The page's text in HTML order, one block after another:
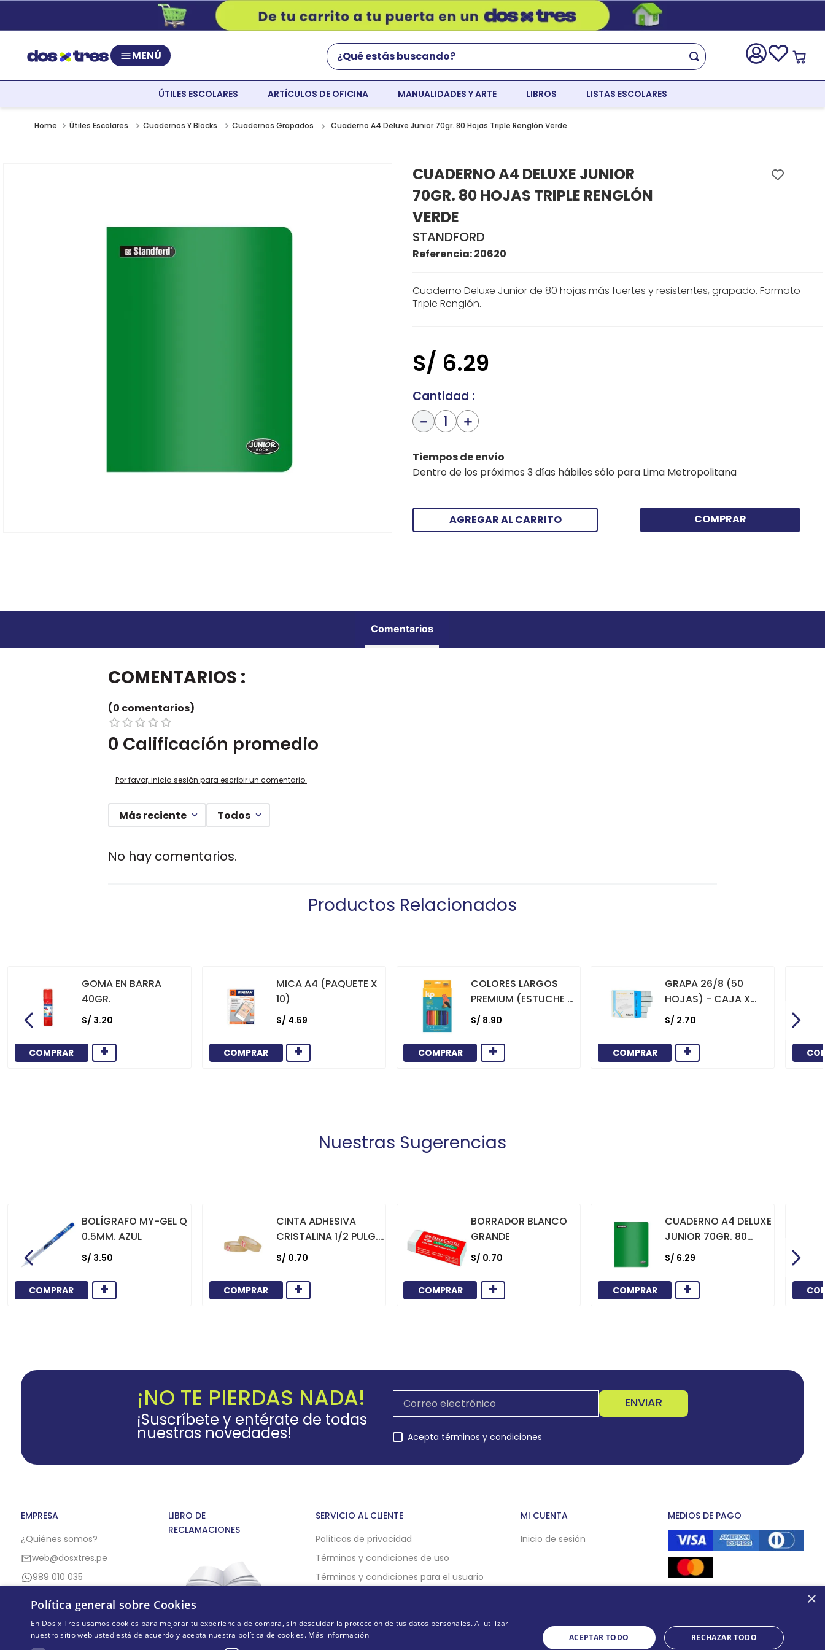
MENÚ
¿Qué estás buscando?
ÚTILES ESCOLARES ARTÍCULOS DE OFICINA MANUALIDADES Y ARTE LIBROS LISTAS ESCOLARES
Útiles Escolares Cuadernos Y Blocks Cuadernos Grapados Cuaderno A4 Deluxe Junior 70gr. 80 Hojas Triple Renglón Verde
CUADERNO A4 DELUXE JUNIOR
70GR. 80 HOJAS TRIPLE RENGLÓN
VERDE
STANDFORD
Referencia:20620
Cuaderno Deluxe Junior de 80 hojas más fuertes y resistentes, grapado. Formato
Triple Renglón.
S/ 6.29
Cantidad
＋
－
Tiempos de envío
Dentro de los próximos 3 días hábiles sólo para Lima Metropolitana
AGREGAR AL CARRITO COMPRAR
Comentarios
COMENTARIOS
0 Calificación promedio
(0 comentarios)
Por favor, inicia sesión para escribir un comentario.
Más reciente Todos
No hay comentarios.
Productos Relacionados
GOMA EN BARRA
40GR.
S/ 3.20
COMPRAR +
MICA A4 (PAQUETE X
10)
S/ 4.59
COMPRAR +
COLORES LARGOS
PREMIUM (ESTUCHE X
12)
S/ 8.90
COMPRAR +
GRAPA 26/8 (50
HOJAS) - CAJA X
1000
S/ 2.70
COMPRAR +
Nuestras Sugerencias
BOLÍGRAFO MY-GEL Q
0.5MM. AZUL
S/ 3.50
COMPRAR +
CINTA ADHESIVA
CRISTALINA 1/2 PULG.
X 36 YARDAS
S/ 0.70
COMPRAR +
BORRADOR BLANCO
GRANDE
S/ 0.70
COMPRAR +
CUADERNO A4 DELUXE
JUNIOR 70GR. 80
HOJAS
CUADRICULADO
MARCO ROJO VERDE
S/ 6.29
COMPRAR +
¡NO TE PIERDAS NADA!
¡Suscríbete y entérate de todas
nuestras novedades!
ENVIAR
Acepta términos y condiciones
EMPRESA
¿Quiénes somos?
web@dosxtres.pe
989 010 035
LIBRO DE
RECLAMACIONES
SERVICIO AL CLIENTE
Políticas de privacidad
Términos y condiciones de uso
Términos y condiciones para el usuario
MI CUENTA
Inicio de sesión
MEDIOS DE PAGO
×
Política general sobre Cookies
En Dos x Tres usamos cookies para mejorar tu experiencia de compra, sin descuidar la protección de tus datos personales. Al utilizar
nuestro sitio web usted está de acuerdo y acepta nuestra política de cookies. Más información
ACEPTAR TODO RECHAZAR TODO
world english